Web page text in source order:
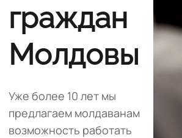
граждан
Молдовы
Уже более 10 лет мы
предлагаем молдаванам
возможность работать